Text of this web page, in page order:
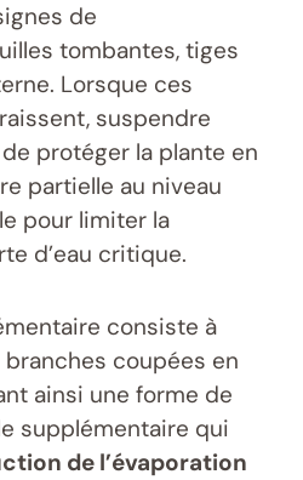
de
tombantes, tiges
Lorsque ces
suspendre
protéger la plante en
partielle au niveau
pour limiter la
d’eau critique.
consiste à
coupées en
ainsi une forme de
supplémentaire qui
de l’évaporation